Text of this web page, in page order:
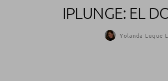
IPLUNGE: EL
Yolanda Luque